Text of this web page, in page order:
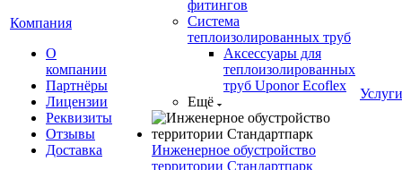
Компания
О
компании
Партнёры
Лицензии
Реквизиты
Отзывы
Доставка
фитингов
Система
теплоизолированных труб
Аксессуары для
теплоизолированных
труб Uponor Ecoflex
Ещё
Инженерное обустройство
территории Стандартпарк
Услуги